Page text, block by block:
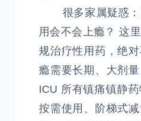
很多家属疑惑：
用会不会上瘾？ 这
规治疗性用药，绝
瘾需要长期、大剂量
ICU 所有镇痛镇静
按需使用、阶梯式